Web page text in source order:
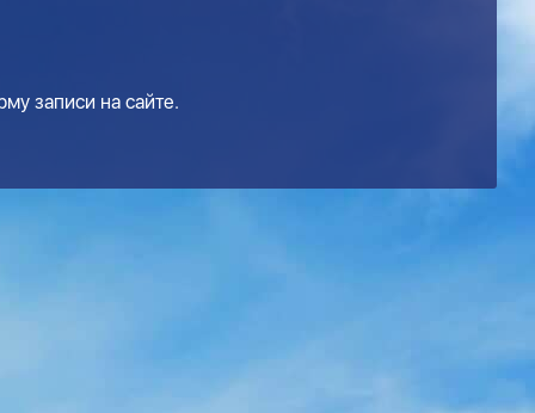
записи на сайте.